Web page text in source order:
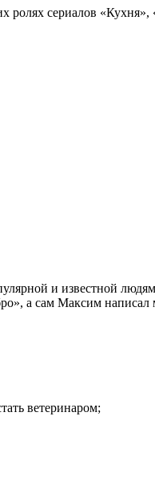
ролях сериалов
и известной
а сам Максим написал
ветеринаром;